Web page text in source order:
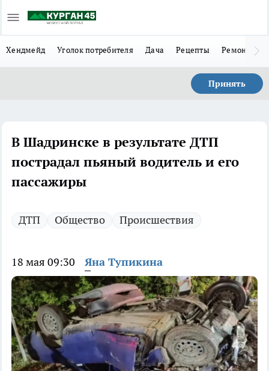
Хендмейд Уголок потребителя Дача Рецепты Ремонт
Принять
В Шадринске в результате ДТП
пострадал пьяный водитель и его
пассажиры
ДТП Общество Происшествия
18 мая 09:30 Яна Тупикина